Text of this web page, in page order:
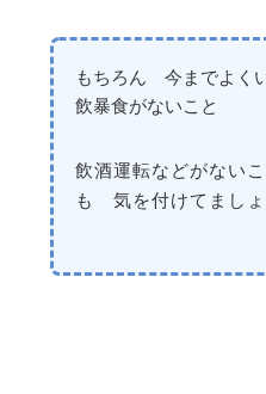
もちろん 今までよく
飲暴食がないこと
飲酒運転などがない
も 気を付けてましょ